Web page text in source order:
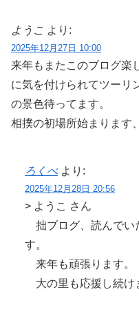
ようこ より:
2025年12月27日 10:00
来年もまたこのブログ楽
に気を付けられてツーリ
の景色待ってます。
相撲の初場所始まります
ろくべ より:
2025年12月28日 20:56
> ようこ さん
拙ブログ、読んでい
す。
来年も頑張ります。
大の里も応援し続け